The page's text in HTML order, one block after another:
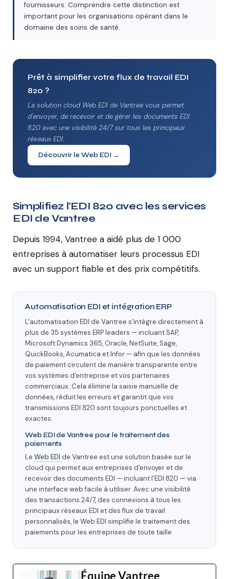
fournisseurs. Comprendre cette distinction est
important pour les organisations opérant dans le
domaine des soins de santé.
Prêt à simplifier votre flux de travail EDI
820 ?
La solution cloud Web EDI de Vantree vous permet
d'envoyer, de recevoir et de gérer les documents EDI
820 avec une visibilité 24/7 sur tous les principaux
réseaux EDI.
Découvrir le Web EDI →
Simplifiez l'EDI 820 avec les services
EDI de Vantree
Depuis 1994, Vantree a aidé plus de 1 000
entreprises à automatiser leurs processus EDI
avec un support fiable et des prix compétitifs.
Automatisation EDI et intégration ERP
L'automatisation EDI de Vantree s'intègre directement à
plus de 35 systèmes ERP leaders — incluant SAP,
Microsoft Dynamics 365, Oracle, NetSuite, Sage,
QuickBooks, Acumatica et Infor — afin que les données
de paiement circulent de manière transparente entre
vos systèmes d'entreprise et vos partenaires
commerciaux. Cela élimine la saisie manuelle de
données, réduit les erreurs et garantit que vos
transmissions EDI 820 sont toujours ponctuelles et
exactes.
Web EDI de Vantree pour le traitement des
paiements
LeWeb EDI de Vantree est une solution basée sur le
cloud qui permet aux entreprises d'envoyer et de
recevoir des documents EDI — incluant l'EDI 820 — via
une interface web facile à utiliser. Avec une visibilité
des transactions 24/7, des connexions à tous les
principaux réseaux EDI et des flux de travail
personnalisés, le Web EDI simplifie le traitement des
paiements pour les entreprises de toute taille.
Équipe Vantree